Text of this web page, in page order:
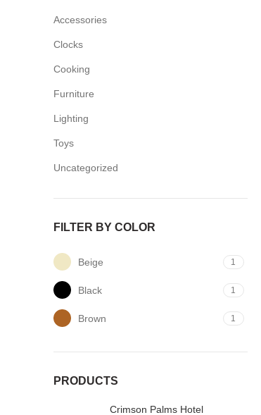
Accessories
Clocks
Cooking
Furniture
Lighting
Toys
Uncategorized
FILTER BY COLOR
Beige 1
Black 1
Brown 1
PRODUCTS
Crimson Palms Hotel